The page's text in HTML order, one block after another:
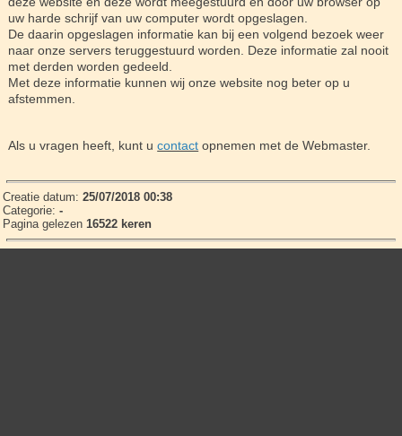
uw harde schrijf van uw computer wordt opgeslagen.
De daarin opgeslagen informatie kan bij een volgend bezoek weer
naar onze servers teruggestuurd worden. Deze informatie zal nooit
met derden worden gedeeld.
Met deze informatie kunnen wij onze website nog beter op u
afstemmen.
Als u vragen heeft, kunt ucontact opnemen met de Webmaster.
Creatie datum:25/07/2018 00:38
Categorie:-
Pagina gelezen 16522 keren